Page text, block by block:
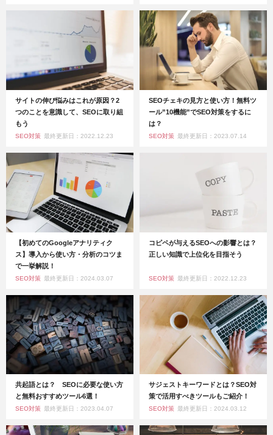
サイトの伸び悩みはこれが原因？2
つのことを意識して、SEOに取り組
もう
SEO対策 最終更新日：2022.12.23
SEOチェキの見方と使い方！無料ツ
ール”10機能”でSEO対策をするに
は？
SEO対策 最終更新日：2023.07.14
【初めてのGoogleアナリティク
ス】導入から使い方・分析のコツま
で一挙解説！
SEO対策 最終更新日：2024.03.07
コピペが与えるSEOへの影響とは？
正しい知識で上位化を目指そう
SEO対策 最終更新日：2022.12.23
共起語とは？ SEOに必要な使い方
と無料おすすめツール6選！
SEO対策 最終更新日：2023.04.07
サジェストキーワードとは？SEO対
策で活用すべきツールもご紹介！
SEO対策 最終更新日：2024.03.12